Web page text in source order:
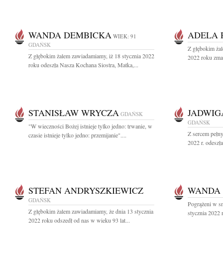
WANDA DEMBICKA WIEK: 91
GDAŃSK
Z głębokim żalem zawiadamiamy, iż 18 stycznia 2022
roku odeszła Nasza Kochana Siostra, Matka,...
ADELA
Z głębokim
2022 roku
STANISŁAW WRYCZA GDAŃSK
"W wieczności Bożej istnieje tylko jedno: trwanie, w
czasie istnieje tylko jedno: przemijanie"....
GDAŃSK
Z sercem
2022 r.
STEFAN ANDRYSZKIEWICZ
GDAŃSK
Z głębokim żalem zawiadamiamy, że dnia 13 stycznia
2022 roku odszedł od nas w wieku 93 lat...
WANDA
Pogrążeni w
stycznia 2022